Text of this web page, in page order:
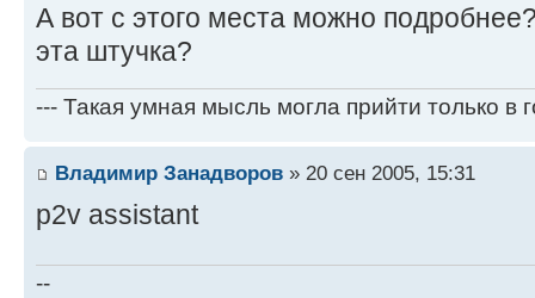
А вот с этого места можно
эта штучка?
--- Такая умная мысль могла прийти только в
Владимир Занадворов » 20 сен 2005, 15:31
p2v assistant
--